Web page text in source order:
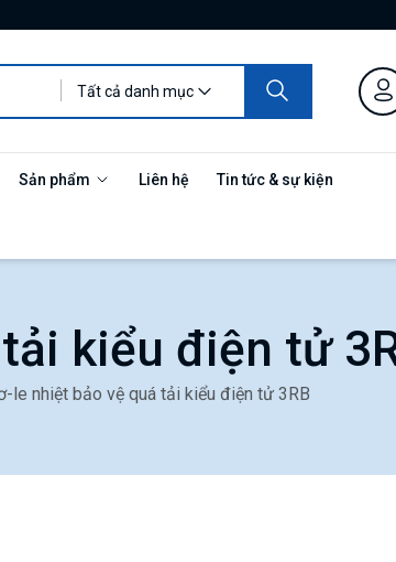
Tất cả danh mục
Sản phẩm Liên hệ Tin tức & sự kiện
kiểu điện tử
le nhiệt bảo vệ quá tải kiểu điện tử 3RB